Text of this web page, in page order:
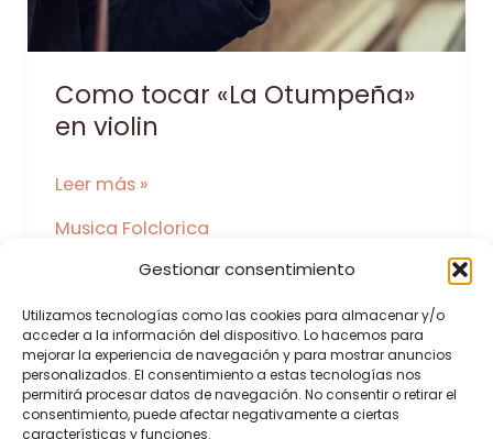
Gestionar consentimiento
Utilizamos tecnologías como las cookies para almacenar y/o
acceder a la información del dispositivo. Lo hacemos para
mejorar la experiencia de navegación y para mostrar anuncios
personalizados. El consentimiento a estas tecnologías nos
permitirá procesar datos de navegación. No consentir o retirar el
consentimiento, puede afectar negativamente a ciertas
características y funciones.
Como tocar «La Otumpeña»
en violin
Como
«La
Otumpeña»
violin
Leer más »
Musica Folclorica
Inicio
Contacto